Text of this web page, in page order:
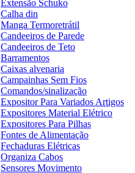
Extensão Schuko
Calha din
Manga Termoretrátil
Candeeiros de Parede
Candeeiros de Teto
Barramentos
Caixas alvenaria
Campainhas Sem Fios
Comandos/sinalização
Expositor Para Variados Artigos
Expositores Material Elétrico
Expositores Para Pilhas
Fontes de Alimentação
Fechaduras Elétricas
Organiza Cabos
Sensores Movimento